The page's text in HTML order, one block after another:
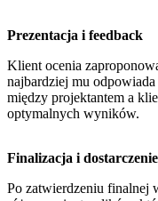
Prezentacja i feedback
Klient ocenia
najbardziej mu
między projektantem a
optymalnych wyników.
Finalizacja i
Po zatwierdzeniu finalnej